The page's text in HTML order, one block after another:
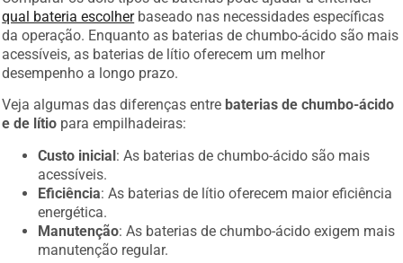
qual bateria escolherbaseado nas necessidades específicas
da operação. Enquanto as baterias de chumbo-ácido são mais
acessíveis, as baterias de lítio oferecem um melhor
desempenho a longo prazo.
Veja algumas das diferenças entre baterias de chumbo-ácido
e de lítio para empilhadeiras:
Custo inicial: As baterias de chumbo-ácido são mais
acessíveis.
Eficiência: As baterias de lítio oferecem maior eficiência
energética.
Manutenção: As baterias de chumbo-ácido exigem mais
manutenção regular.